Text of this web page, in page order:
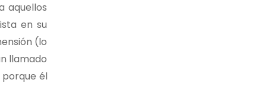
aquellos
en su
(lo
llamado
él